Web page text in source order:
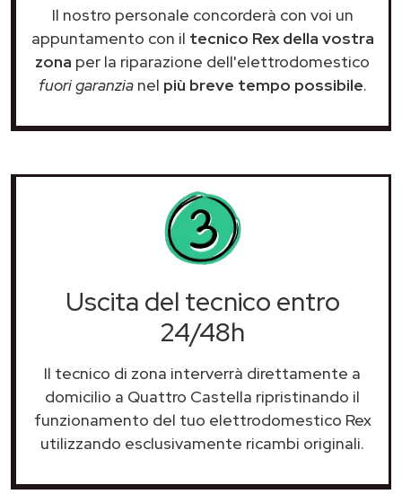
Il nostro personale concorderà con voi un
appuntamento con il tecnico Rex della vostra
zona per la riparazione dell'elettrodomestico
fuori garanzianel più breve tempo possibile.
Uscita del tecnico entro
24/48h
Il tecnico di zona interverrà direttamente a
domicilio a Quattro Castella ripristinando il
funzionamento del tuo elettrodomestico Rex
utilizzando esclusivamente ricambi originali.